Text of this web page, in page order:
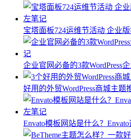
宝塔面板724运维节活动 企业
企业官网必备的3款WordPress
好用的外贸WordPress商城主题
Envato模板网站是什么？